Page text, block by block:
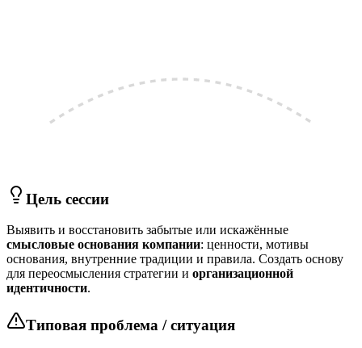
Цель сессии
Выявить и восстановить забытые или искажённые
смысловые основания компании: ценности, мотивы
основания, внутренние традиции и правила. Создать основу
для переосмысления стратегии и организационной
идентичности.
Типовая проблема / ситуация